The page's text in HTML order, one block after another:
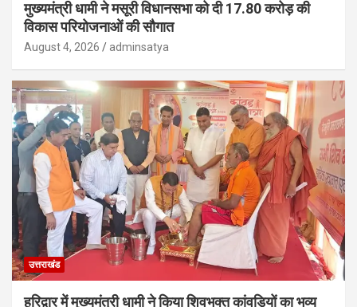
मुख्यमंत्री धामी ने मसूरी विधानसभा को दी 17.80 करोड़ की
विकास परियोजनाओं की सौगात
August 4, 2026 adminsatya
उत्तराखंड
हरिद्वार में मुख्यमंत्री धामी ने किया शिवभक्त कांवड़ियों का भव्य